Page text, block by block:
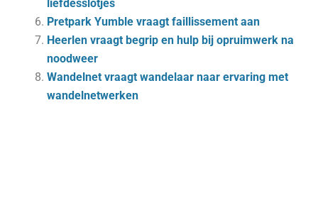
liefdesslotjes
Pretpark Yumble vraagt faillissement aan
Heerlen vraagt begrip en hulp bij opruimwerk na
noodweer
Wandelnet vraagt wandelaar naar ervaring met
wandelnetwerken